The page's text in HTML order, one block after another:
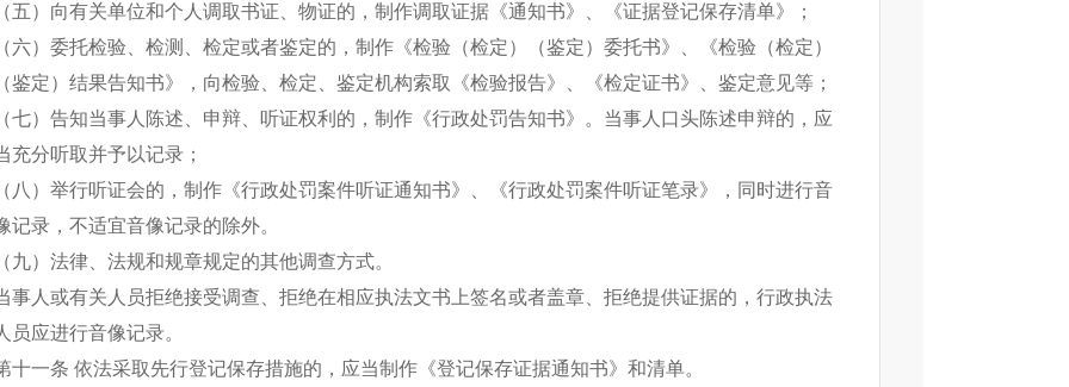
五）向有关单位和个人调取书证、物证的，制作调取证据《通知书》、《证据登记保存清单》；
六）委托检验、检测、检定或者鉴定的，制作《检验（检定）（鉴定）委托书》、《检验（检定）
鉴定）结果告知书》，向检验、检定、鉴定机构索取《检验报告》、《检定证书》、鉴定意见等；
七）告知当事人陈述、申辩、听证权利的，制作《行政处罚告知书》。当事人口头陈述申辩的，应
充分听取并予以记录；
八）举行听证会的，制作《行政处罚案件听证通知书》、《行政处罚案件听证笔录》，同时进行音
记录，不适宜音像记录的除外。
九）法律、法规和规章规定的其他调查方式。
事人或有关人员拒绝接受调查、拒绝在相应执法文书上签名或者盖章、拒绝提供证据的，行政执法
员应进行音像记录。
十一条 依法采取先行登记保存措施的，应当制作《登记保存证据通知书》和清单。